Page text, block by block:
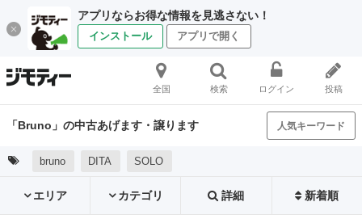
アプリならお得な情報を見逃さない！
インストール アプリで開く
全国 検索 ログイン 投稿
「Bruno」の中古あげます・譲ります 人気キーワード
bruno DITA SOLO
エリア カテゴリ 詳細 新着順